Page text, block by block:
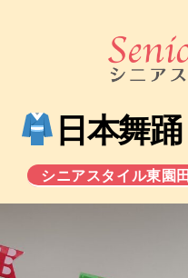
日本舞踊
シニアスタイル東園